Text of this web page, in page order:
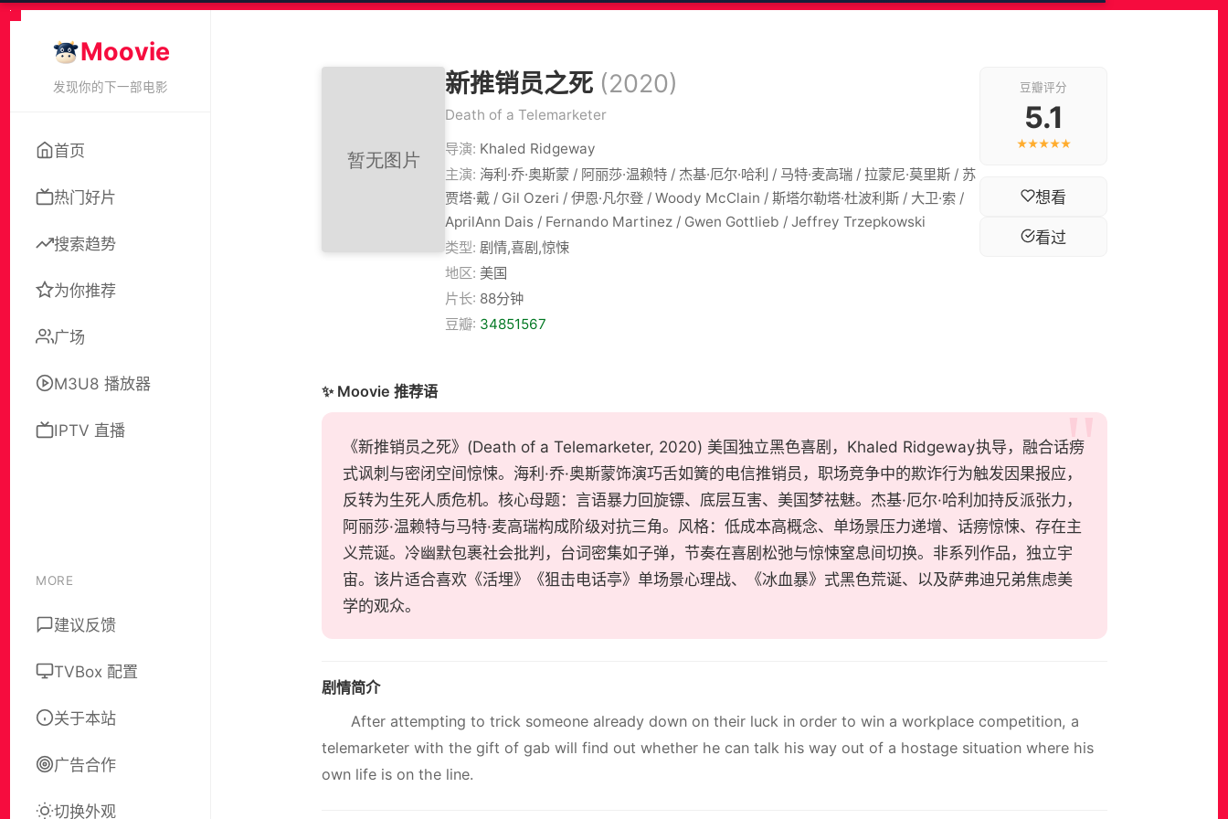
Moovie
发现你的下一部电影
首页
热门好片
搜索趋势
为你推荐
广场
M3U8 播放器
IPTV 直播
MORE
建议反馈
TVBox 配置
关于本站
广告合作
切换外观
新推销员之死 (2020)
Death of a Telemarketer
导演: Khaled Ridgeway
主演: 海利·乔·奥斯蒙 / 阿丽莎·温赖特 / 杰基·厄尔·哈利 / 马特·麦高瑞 / 拉蒙尼·莫里斯 / 苏
贾塔·戴 / Gil Ozeri / 伊恩·凡尔登 / Woody McClain / 斯塔尔勒塔·杜波利斯 / 大卫·索 /
AprilAnn Dais / Fernando Martinez / Gwen Gottlieb / Jeffrey Trzepkowski
类型: 剧情,喜剧,惊悚
地区: 美国
片长: 88分钟
豆瓣: 34851567
豆瓣评分
5.1
★★★★★
想看
看过
✨ Moovie 推荐语
《新推销员之死》(Death of a Telemarketer, 2020) 美国独立黑色喜剧，Khaled Ridgeway执导，融合话痨
式讽刺与密闭空间惊悚。海利·乔·奥斯蒙饰演巧舌如簧的电信推销员，职场竞争中的欺诈行为触发因果报应，
反转为生死人质危机。核心母题：言语暴力回旋镖、底层互害、美国梦祛魅。杰基·厄尔·哈利加持反派张力，
阿丽莎·温赖特与马特·麦高瑞构成阶级对抗三角。风格：低成本高概念、单场景压力递增、话痨惊悚、存在主
义荒诞。冷幽默包裹社会批判，台词密集如子弹，节奏在喜剧松弛与惊悚窒息间切换。非系列作品，独立宇
宙。该片适合喜欢《活埋》《狙击电话亭》单场景心理战、《冰血暴》式黑色荒诞、以及萨弗迪兄弟焦虑美
学的观众。
剧情简介
After attempting to trick someone already down on their luck in order to win a workplace competition, a
telemarketer with the gift of gab will find out whether he can talk his way out of a hostage situation where his
own life is on the line.